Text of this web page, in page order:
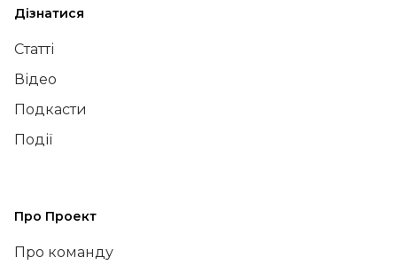
Дізнатися
Статті
Відео
Подкасти
Події
Про Проект
Про команду